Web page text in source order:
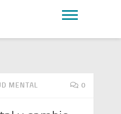
MENTAL 0